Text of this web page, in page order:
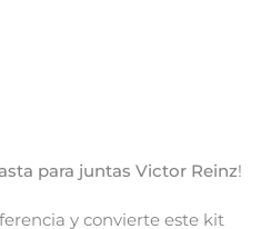
para juntas Victor Reinz!
y convierte este kit